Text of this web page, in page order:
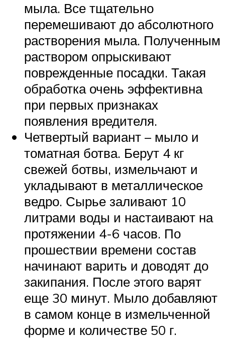
мыла. Все тщательно
перемешивают до абсолютного
растворения мыла. Полученным
раствором опрыскивают
поврежденные посадки. Такая
обработка очень эффективна
при первых признаках
появления вредителя.
Четвертый вариант – мыло и
томатная ботва. Берут 4 кг
свежей ботвы, измельчают и
укладывают в металлическое
ведро. Сырье заливают 10
литрами воды и настаивают на
протяжении 4-6 часов. По
прошествии времени состав
начинают варить и доводят до
закипания. После этого варят
еще 30 минут. Мыло добавляют
в самом конце в измельченной
форме и количестве 50 г.